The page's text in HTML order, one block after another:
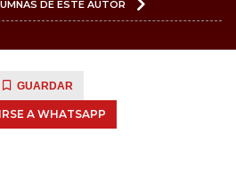
DE ESTE AUTOR
GUARDAR
A WHATSAPP